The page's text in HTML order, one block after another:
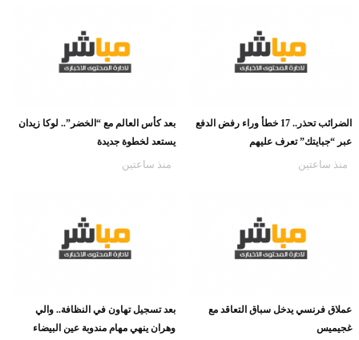
الضرائب تحذر.. 17 خطأ وراء رفض الدفع
عبر “جبايتك” تعرف عليهم
منذ ساعتين
بعد كأس العالم مع “الخضر”.. لوكا زيدان
يستعد لخطوة جديدة
منذ ساعتين
عملاق فرنسي يدخل سباق التعاقد مع
غجيميس
بعد تسجيل تهاون في النظافة.. والي
وهران ينهي مهام مندوبة عين البيضاء